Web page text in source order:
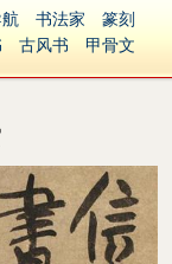
书法家
篆刻
古风书
甲骨文
家
签名
硬筆字
文字体
英文字体
陀佛
意见反馈